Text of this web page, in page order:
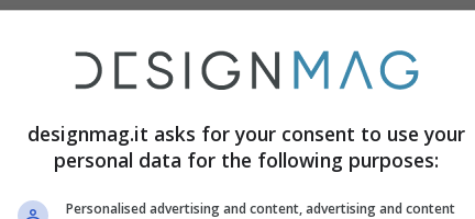
ai passanti o sporgersi per guardare
pericolo la loro sicurezza. Bastano
incidente. I bimbi sono imprevedibili e,
loro comportamento.
una soluzione perché non farà altro che
designmag.it asks for your consent to use your
personal data for the following purposes:
Personalised advertising and content, advertising and content